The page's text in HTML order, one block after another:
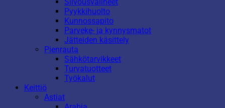
Pyykkihuolto
Kunnossapito
Parveke- ja kynnysmatot
Jätteiden käsittely
Pienrauta
Sähkötarvikkeet
Turvatuotteet
Työkalut
Keittiö
Astiat